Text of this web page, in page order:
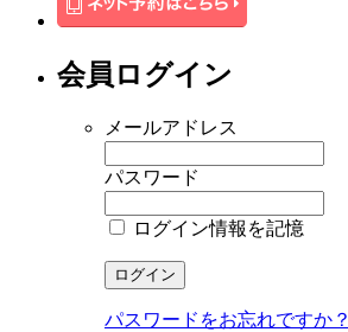
会員ログイン
メールアドレス
パスワード
ログイン情報を記憶
パスワードをお忘れですか？